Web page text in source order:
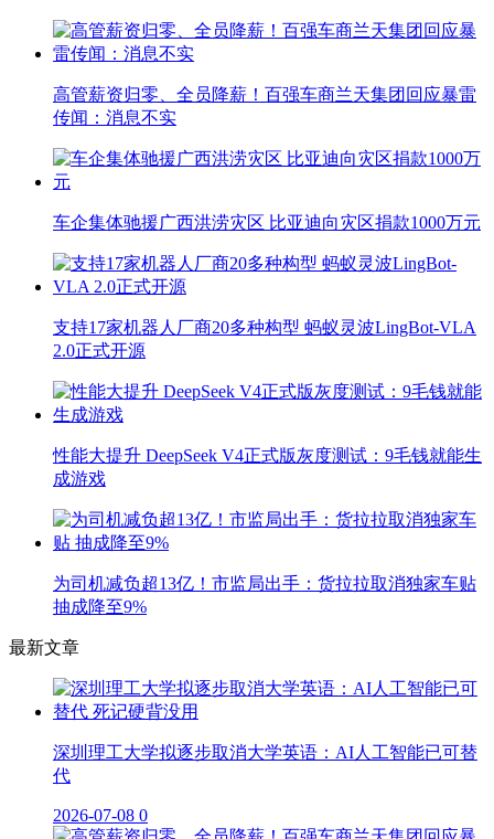
高管薪资归零、全员降薪！百强车商兰天集团回应暴雷
传闻：消息不实
车企集体驰援广西洪涝灾区 比亚迪向灾区捐款1000万元
支持17家机器人厂商20多种构型 蚂蚁灵波LingBot-VLA
2.0正式开源
性能大提升 DeepSeek V4正式版灰度测试：9毛钱就能生
成游戏
为司机减负超13亿！市监局出手：货拉拉取消独家车贴
抽成降至9%
最新文章
深圳理工大学拟逐步取消大学英语：AI人工智能已可替
代
2026-07-08 0